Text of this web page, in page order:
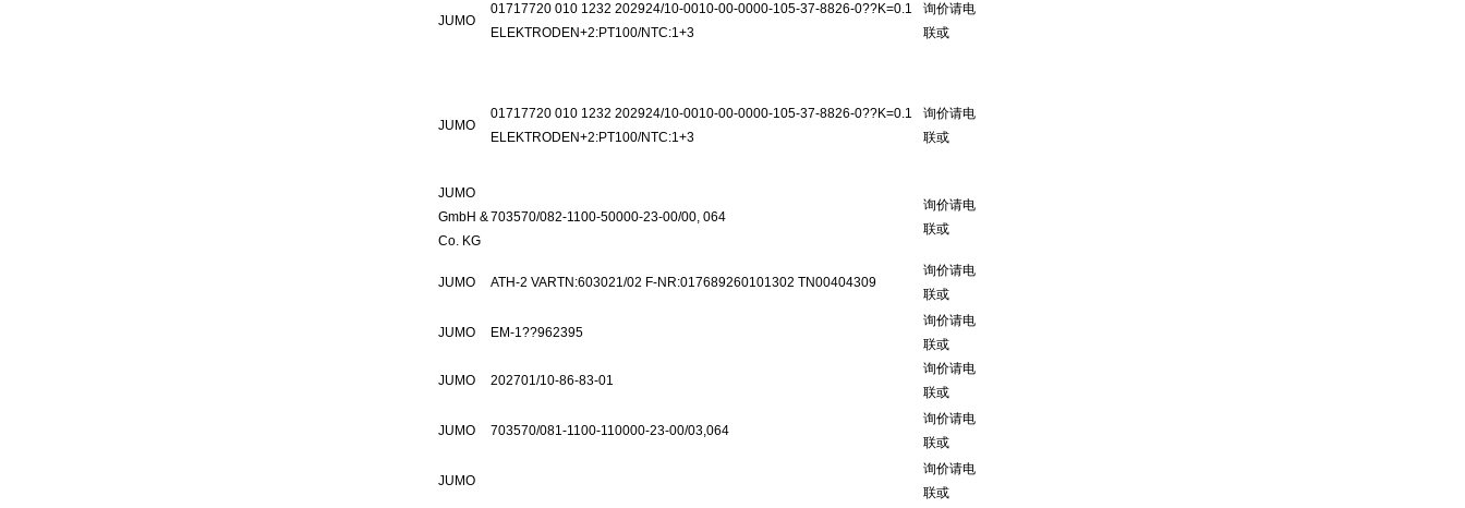
JUMO
01717720 010 1232 202924/10-0010-00-0000-105-37-8826-0??K=0.1
ELEKTRODEN+2:PT100/NTC:1+3
询价请电
联或
JUMO
01717720 010 1232 202924/10-0010-00-0000-105-37-8826-0??K=0.1
ELEKTRODEN+2:PT100/NTC:1+3
询价请电
联或
JUMO
GmbH &
Co. KG
703570/082-1100-50000-23-00/00, 064
询价请电
联或
JUMO ATH-2 VARTN:603021/02 F-NR:017689260101302 TN00404309
询价请电
联或
JUMO EM-1??962395
询价请电
联或
JUMO 202701/10-86-83-01
询价请电
联或
JUMO 703570/081-1100-110000-23-00/03,064
询价请电
联或
JUMO
询价请电
联或